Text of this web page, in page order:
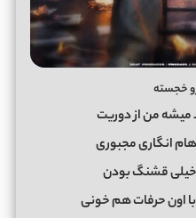
خجسته
میشه من از دوریت
انگاری مجبوری
خیلی قشنگ بودن
با اون حرفات هم خونی